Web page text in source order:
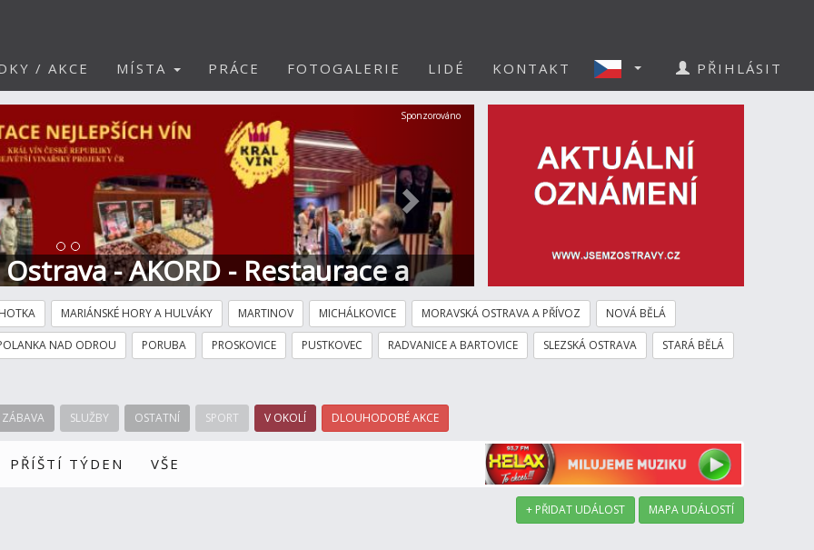
/ AKCE MÍSTA PRÁCE FOTOGALERIE LIDÉ KONTAKT PŘIHLÁSIT
- AKORD - Restaurace a
Další
Sponzorováno
MARIÁNSKÉ HORY A HULVÁKY MARTINOV MICHÁLKOVICE MORAVSKÁ OSTRAVA A PŘÍVOZ NOVÁ BĚLÁ
NAD ODROU PORUBA PROSKOVICE PUSTKOVEC RADVANICE A BARTOVICE SLEZSKÁ OSTRAVA STARÁ BĚLÁ
ZÁBAVA SLUŽBY OSTATNÍ SPORT V OKOLÍ DLOUHODOBÉ AKCE
PŘÍŠTÍ TÝDEN VŠE
+ PŘIDAT UDÁLOST MAPA UDÁLOSTÍ